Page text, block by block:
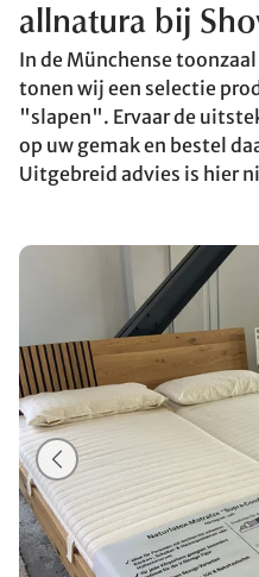
allnatura bij
In de Münchense
tonen wij een selectie
"slapen". Ervaar de
op uw gemak en bestel
Uitgebreid advies is hier